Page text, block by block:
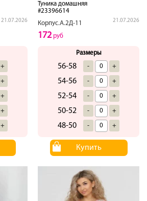
21.07.2026
+
+
+
+
+
Туника домашняя
#23396614
Корпус.А.2Д-11
21.07.2026
172руб
Размеры
56-58 - +
54-56 - +
52-54 - +
50-52 - +
48-50 - +
Купить